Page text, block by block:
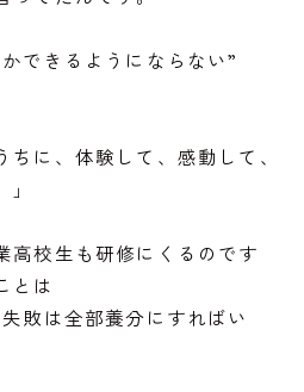
できるようにならない”
に、体験して、感動して、
高校生も研修にくるのです
とは
敗は全部養分にすればい